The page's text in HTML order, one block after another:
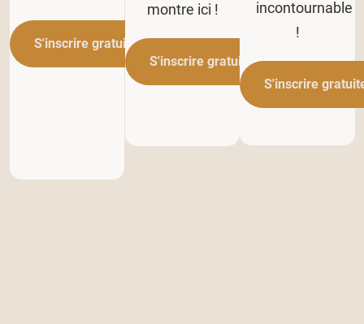
S'inscrire gratuitement
montre ici !
S'inscrire gratuitement
incontournable
!
S'inscrire